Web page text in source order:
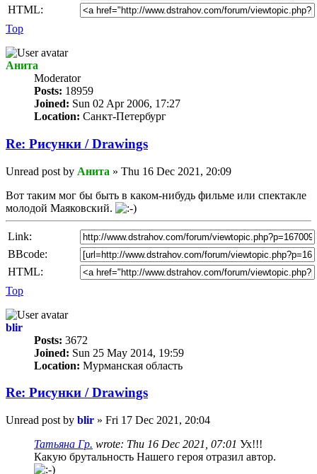
HTML:
Top
Анита
Мoderator
Posts: 18959
Joined: Sun 02 Apr 2006, 17:27
Location: Санкт-Петербург
Re: Рисунки / Drawings
Unread post by Анита » Thu 16 Dec 2021, 20:09
Вот таким мог бы быть в каком-нибудь фильме или спектакле
молодой Маяковский.
Link:
BBcode:
HTML:
Top
blir
Posts: 3672
Joined: Sun 25 May 2014, 19:59
Location: Мурманская область
Re: Рисунки / Drawings
Unread post by blir » Fri 17 Dec 2021, 20:04
Татьяна Гр. wrote: Thu 16 Dec 2021, 07:01 Ух!!!
Какую брутальность Нашего героя отразил автор.